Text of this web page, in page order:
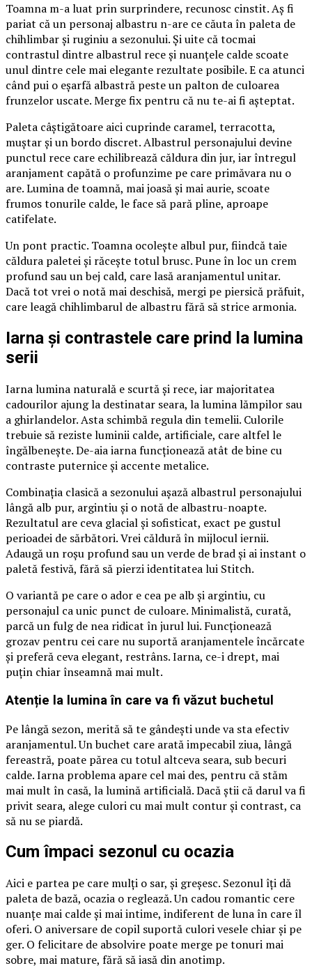
Toamna m-a luat prin surprindere, recunosc cinstit. Aș fi
pariat că un personaj albastru n-are ce căuta în paleta de
chihlimbar și ruginiu a sezonului. Și uite că tocmai
contrastul dintre albastrul rece și nuanțele calde scoate
unul dintre cele mai elegante rezultate posibile. E ca atunci
când pui o eșarfă albastră peste un palton de culoarea
frunzelor uscate. Merge fix pentru că nu te-ai fi așteptat.
Paleta câștigătoare aici cuprinde caramel, terracotta,
muștar și un bordo discret. Albastrul personajului devine
punctul rece care echilibrează căldura din jur, iar întregul
aranjament capătă o profunzime pe care primăvara nu o
are. Lumina de toamnă, mai joasă și mai aurie, scoate
frumos tonurile calde, le face să pară pline, aproape
catifelate.
Un pont practic. Toamna ocolește albul pur, fiindcă taie
căldura paletei și răcește totul brusc. Pune în loc un crem
profund sau un bej cald, care lasă aranjamentul unitar.
Dacă tot vrei o notă mai deschisă, mergi pe piersică prăfuit,
care leagă chihlimbarul de albastru fără să strice armonia.
Iarna și contrastele care prind la lumina
serii
Iarna lumina naturală e scurtă și rece, iar majoritatea
cadourilor ajung la destinatar seara, la lumina lămpilor sau
a ghirlandelor. Asta schimbă regula din temelii. Culorile
trebuie să reziste luminii calde, artificiale, care altfel le
îngălbenește. De-aia iarna funcționează atât de bine cu
contraste puternice și accente metalice.
Combinația clasică a sezonului așază albastrul personajului
lângă alb pur, argintiu și o notă de albastru-noapte.
Rezultatul are ceva glacial și sofisticat, exact pe gustul
perioadei de sărbători. Vrei căldură în mijlocul iernii.
Adaugă un roșu profund sau un verde de brad și ai instant o
paletă festivă, fără să pierzi identitatea lui Stitch.
O variantă pe care o ador e cea pe alb și argintiu, cu
personajul ca unic punct de culoare. Minimalistă, curată,
parcă un fulg de nea ridicat în jurul lui. Funcționează
grozav pentru cei care nu suportă aranjamentele încărcate
și preferă ceva elegant, restrâns. Iarna, ce-i drept, mai
puțin chiar înseamnă mai mult.
Atenție la lumina în care va fi văzut buchetul
Pe lângă sezon, merită să te gândești unde va sta efectiv
aranjamentul. Un buchet care arată impecabil ziua, lângă
fereastră, poate părea cu totul altceva seara, sub becuri
calde. Iarna problema apare cel mai des, pentru că stăm
mai mult în casă, la lumină artificială. Dacă știi că darul va fi
privit seara, alege culori cu mai mult contur și contrast, ca
să nu se piardă.
Cum împaci sezonul cu ocazia
Aici e partea pe care mulți o sar, și greșesc. Sezonul îți dă
paleta de bază, ocazia o reglează. Un cadou romantic cere
nuanțe mai calde și mai intime, indiferent de luna în care îl
oferi. O aniversare de copil suportă culori vesele chiar și pe
ger. O felicitare de absolvire poate merge pe tonuri mai
sobre, mai mature, fără să iasă din anotimp.